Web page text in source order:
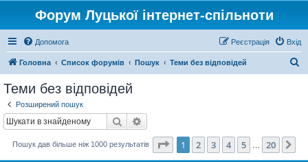
Форум Луцької інтернет-спільноти
Допомога Вхід
Реєстрація
Головна Список форумів Пошук Теми без відповідей
Теми без відповідей
Розширений пошук
Пошук
Пошук дав більше ніж 1000 результатів Сторінка 1 20
1 2 3 4 5 20